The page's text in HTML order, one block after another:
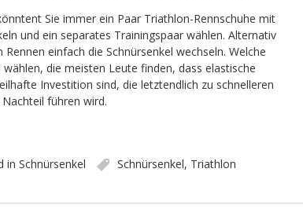
Sie immer ein Paar Triathlon-Rennschuhe mit
und ein separates Trainingspaar wählen. Alternativ
einfach die Schnürsenkel wechseln. Welche
die meisten Leute finden, dass elastische
Investition sind, die letztendlich zu schnelleren
führen wird.
in Schnürsenkel Schnürsenkel, Triathlon